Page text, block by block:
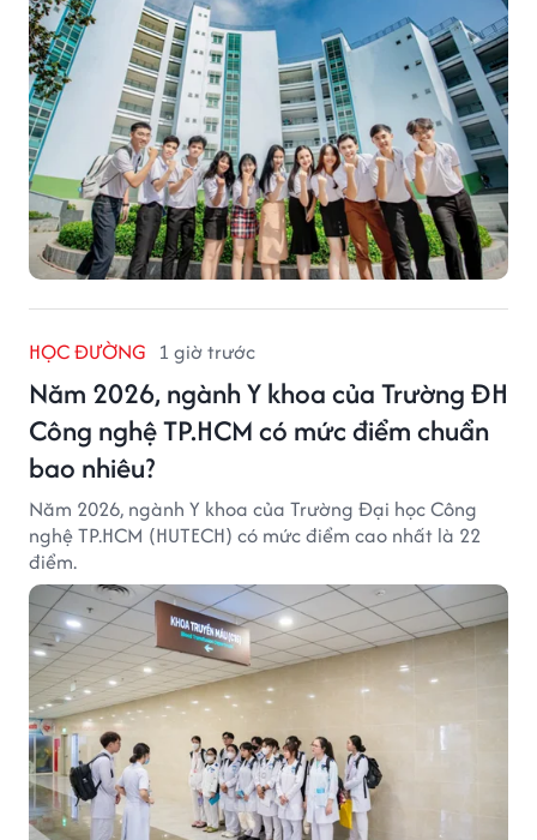
HỌC ĐƯỜNG 1 giờ trước
Năm 2026, ngành Y khoa của Trường ĐH
Công nghệ TP.HCM có mức điểm chuẩn
bao nhiêu?
Năm 2026, ngành Y khoa của Trường Đại học Công
nghệ TP.HCM (HUTECH) có mức điểm cao nhất là 22
điểm.